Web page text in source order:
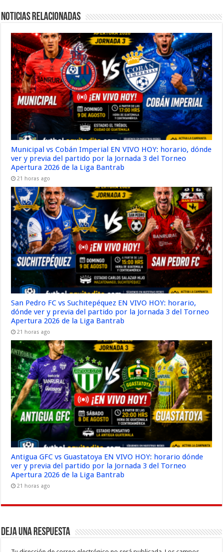
Noticias Relacionadas
Municipal vs Cobán Imperial EN VIVO HOY: horario, dónde
ver y previa del partido por la Jornada 3 del Torneo
Apertura 2026 de la Liga Bantrab
21 horas ago
San Pedro FC vs Suchitepéquez EN VIVO HOY: horario,
dónde ver y previa del partido por la Jornada 3 del Torneo
Apertura 2026 de la Liga Bantrab
21 horas ago
Antigua GFC vs Guastatoya EN VIVO HOY: horario dónde
ver y previa del partido por la Jornada 3 del Torneo
Apertura 2026 de la Liga Bantrab
21 horas ago
Deja una respuesta